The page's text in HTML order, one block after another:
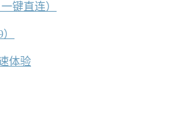
键直连）
体验